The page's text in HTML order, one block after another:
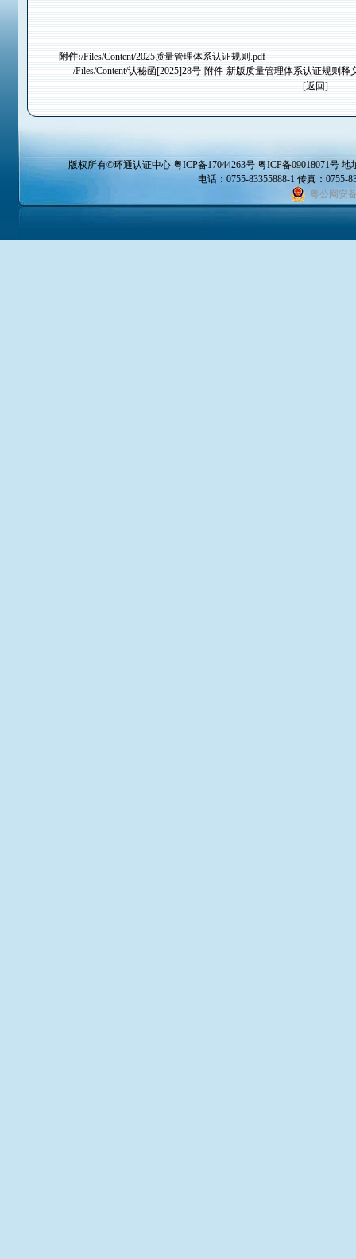
附件:/Files/Content/2025质量管理体系认证规则.pdf
/Files/Content/认秘函[2025]28号-附件-新版质量管理体系认证规则释
[返回]
版权所有©环通认证中心 粤ICP备17044263号 粤ICP备09018071号 地
电话：0755-83355888-1 传真：0755-
粤公网安